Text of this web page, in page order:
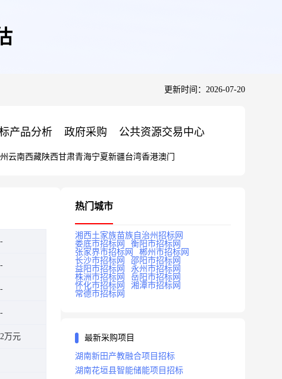
更新时间：2026-07-20
产品分析 政府采购 公共资源交易中心
云南西藏陕西甘肃青海宁夏新疆台湾香港澳门
2万元
热门城市
湘西土家族苗族自治州招标网
娄底市招标网
衡阳市招标网
张家界市招标网
郴州市招标网
长沙市招标网
邵阳市招标网
益阳市招标网
永州市招标网
株洲市招标网
岳阳市招标网
怀化市招标网
湘潭市招标网
常德市招标网
最新采购项目
湖南新田产教融合项目招标
湖南花垣县智能储能项目招标